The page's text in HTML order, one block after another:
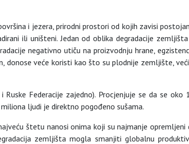
i jezera, prirodni prostori od kojih zavisi
ili uništeni. Jedan od oblika degradacije
negativno utiču na proizvodnju hrane,
veće koristi kao što su plodnije zemljište,
Federacije zajedno). Procjenjuje se da se
ljudi je direktno pogođeno sušama.
štetu nanosi onima koji su najmanje opremljeni
zemljišta mogla smanjiti globalnu